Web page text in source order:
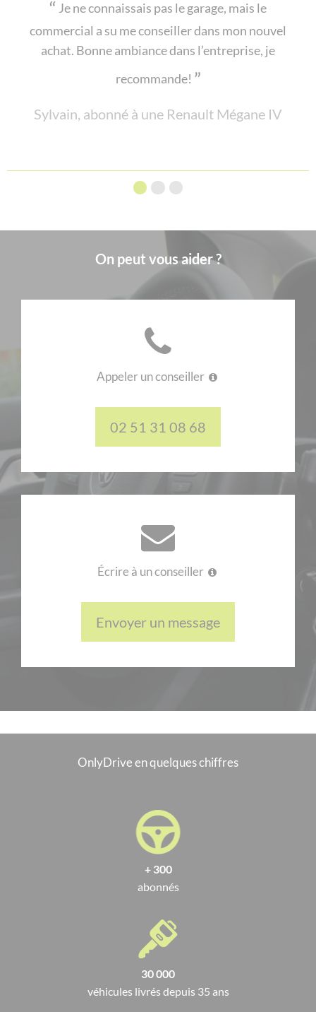
Je ne connaissais pas le garage, mais le
commercial a su me conseiller dans mon nouvel
achat. Bonne ambiance dans l’entreprise, je
recommande!
Sylvain, abonné à une Renault Mégane IV
On peut vous aider ?
Appeler un conseiller
02 51 31 08 68
Écrire à un conseiller
Envoyer un message
OnlyDrive en quelques chiffres
+ 300
abonnés
30 000
véhicules livrés depuis 35 ans